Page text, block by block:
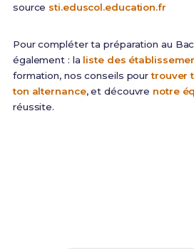
source sti.eduscol.education.fr
Pour compléter ta préparation au
également : la liste des
formation, nos conseils pourtrouver
ton alternance, et découvre notre
réussite.